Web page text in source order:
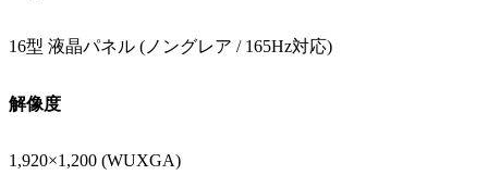
16型 液晶パネル (ノングレア / 165Hz対応)
解像度
1,920×1,200 (WUXGA)